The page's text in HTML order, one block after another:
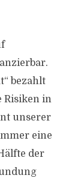
bezahlt
Risiken in
unserer
eine
der